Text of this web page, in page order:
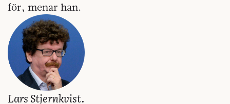
för, menar han.
Lars Stjernkvist.